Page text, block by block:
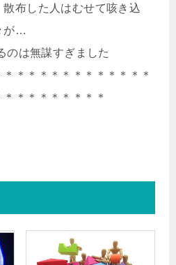
布した人はむせて咳き込
が…
のは無謀すぎました
＊＊＊＊＊＊＊＊＊＊＊＊
＊＊＊＊＊＊＊＊